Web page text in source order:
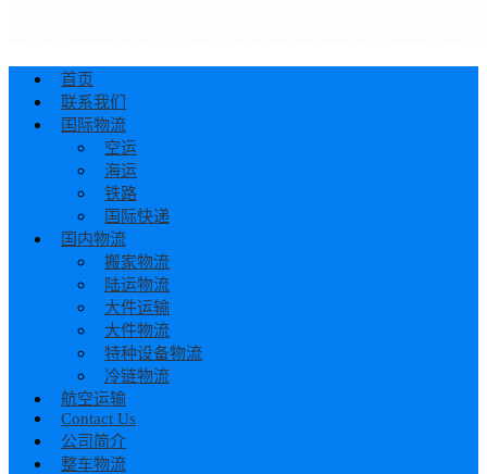
首页
联系我们
国际物流
空运
海运
铁路
国际快递
国内物流
搬家物流
陆运物流
大件运输
大件物流
特种设备物流
冷链物流
航空运输
Contact Us
公司简介
整车物流